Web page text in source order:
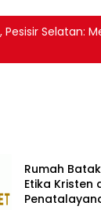
Selatan:
Rumah
Etika Kristen